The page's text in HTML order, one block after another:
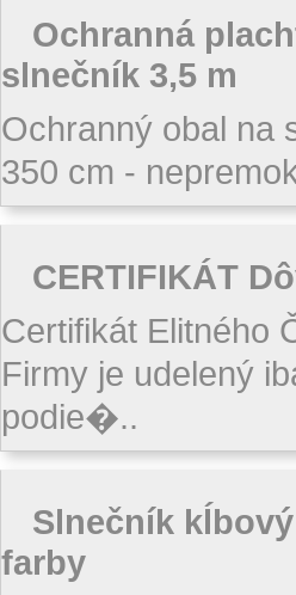
Ochranná
slnečník 3,5 m
Ochranný obal na
350 cm -
CERTIFIKÁT
Certifikát Elitného
Firmy je udelený
podie�..
Slnečník
farby